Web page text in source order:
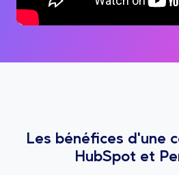
Les bénéfices d'une
HubSpot et